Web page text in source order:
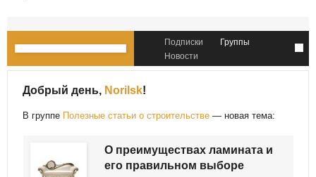
Подписки
Группы
Новости
Добрый день, Norilsk!
В группе Полезные статьи о строительстве — новая тема:
О преимуществах ламината и
его правильном выборе